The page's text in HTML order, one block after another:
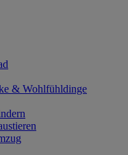
& Wohlfühldinge